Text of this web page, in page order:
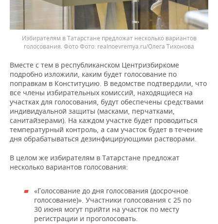
Избирателям в Татарстане предложат несколько вариантов
голосования. Фото
realnoevremya.ru/Олега Тихонова
Вместе с тем в республиканском Центризбиркоме
подробно изложили, каким будет голосование по
поправкам в Конституцию. В ведомстве подтвердили, что
все члены избирательных комиссий, находящиеся на
участках для голосования, будут обеспечены средствами
индивидуальной защиты (масками, перчатками,
санитайзерами). На каждом участке будет проводиться
температурный контроль, а сам участок будет в течение
дня обрабатываться дезинфицирующими растворами.
В целом же избирателям в Татарстане предложат
несколько вариантов голосования:
«Голосование до дня голосования (досрочное
голосование)». Участники голосования с 25 по
30 июня могут прийти на участок по месту
регистрации и проголосовать.